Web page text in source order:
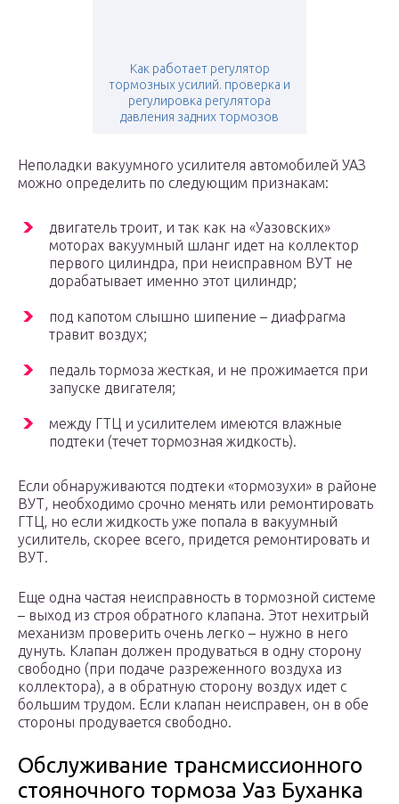
Как работает регулятор
тормозных усилий. проверка и
регулировка регулятора
давления задних тормозов
Неполадки вакуумного усилителя автомобилей УАЗ
можно определить по следующим признакам:
двигатель троит, и так как на «Уазовских»
моторах вакуумный шланг идет на коллектор
первого цилиндра, при неисправном ВУТ не
дорабатывает именно этот цилиндр;
под капотом слышно шипение – диафрагма
травит воздух;
педаль тормоза жесткая, и не прожимается при
запуске двигателя;
между ГТЦ и усилителем имеются влажные
подтеки (течет тормозная жидкость).
Если обнаруживаются подтеки «тормозухи» в районе
ВУТ, необходимо срочно менять или ремонтировать
ГТЦ, но если жидкость уже попала в вакуумный
усилитель, скорее всего, придется ремонтировать и
ВУТ.
Еще одна частая неисправность в тормозной системе
– выход из строя обратного клапана. Этот нехитрый
механизм проверить очень легко – нужно в него
дунуть. Клапан должен продуваться в одну сторону
свободно (при подаче разреженного воздуха из
коллектора), а в обратную сторону воздух идет с
большим трудом. Если клапан неисправен, он в обе
стороны продувается свободно.
Обслуживание трансмиссионного
стояночного тормоза Уаз Буханка